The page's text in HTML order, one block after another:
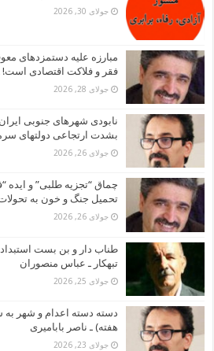
جولای 30, 2026
مبارزه علیه دستمزدهای
فقر و فلاکت اقتصادی
جولای 28, 2026
نابودی شهرهای جنوبی
بشدت ارتجاعی دولتهای
جولای 26, 2026
چماق “تجزیه طلبی” و ایده
تحمیل جنگ و خون به
جولای 26, 2026
طناب دار و بن بست
تبهکار ـ عباس منصوران
جولای 25, 2026
دسته دسته اعدام و شهر به
هفته) ـ ناصر بابامیری
جولای 23, 2026